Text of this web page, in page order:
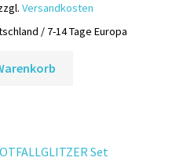
Versandkosten
/ 7-14 Tage Europa